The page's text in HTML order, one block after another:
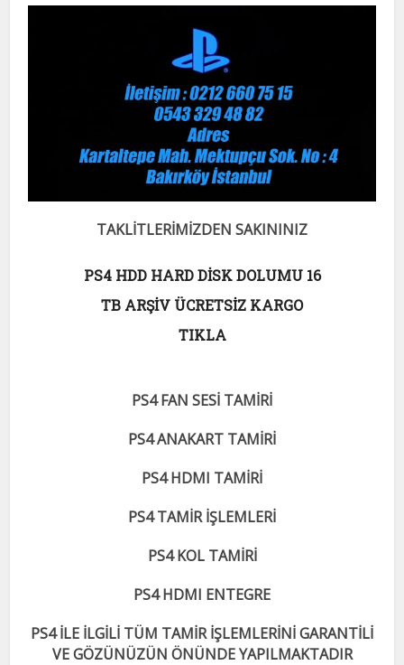
TAKLİTLERİMİZDEN SAKININIZ
PS4 HDD HARD DİSK DOLUMU 16
TB ARŞİV ÜCRETSİZ KARGO
TIKLA
PS4 FAN SESİ TAMİRİ
PS4 ANAKART TAMİRİ
PS4 HDMI TAMİRİ
PS4 TAMİR İŞLEMLERİ
PS4 KOL TAMİRİ
PS4 HDMI ENTEGRE
PS4 İLE İLGİLİ TÜM TAMİR İŞLEMLERİNİ GARANTİLİ
VE GÖZÜNÜZÜN ÖNÜNDE YAPILMAKTADIR